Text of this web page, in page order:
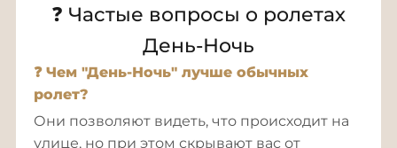
❓ Частые вопросы о ролетах
День-Ночь
❓ Чем "День-Ночь" лучше обычных
ролет?
Они позволяют видеть, что происходит на
улице, но при этом скрывают вас от